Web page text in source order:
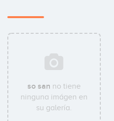
so san no tiene
ninguna imágen en
su galería.